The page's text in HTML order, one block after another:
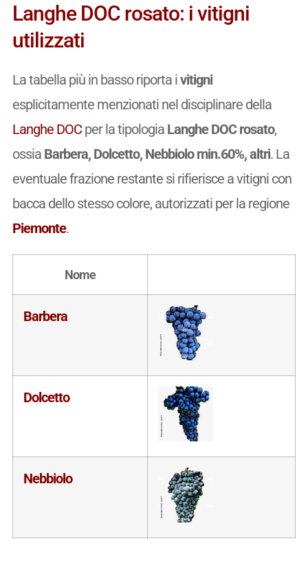
Langhe DOC rosato: i vitigni
utilizzati
La tabella più in basso riporta ivitigni
esplicitamente menzionati nel disciplinare della
Langhe DOCper la tipologia Langhe DOC rosato,
ossia Barbera, Dolcetto, Nebbiolo min.60%, altri. La
eventuale frazione restante si rifierisce a vitigni con
bacca dello stesso colore, autorizzati per la regione
Piemonte.
Nome
Barbera
Dolcetto
Nebbiolo